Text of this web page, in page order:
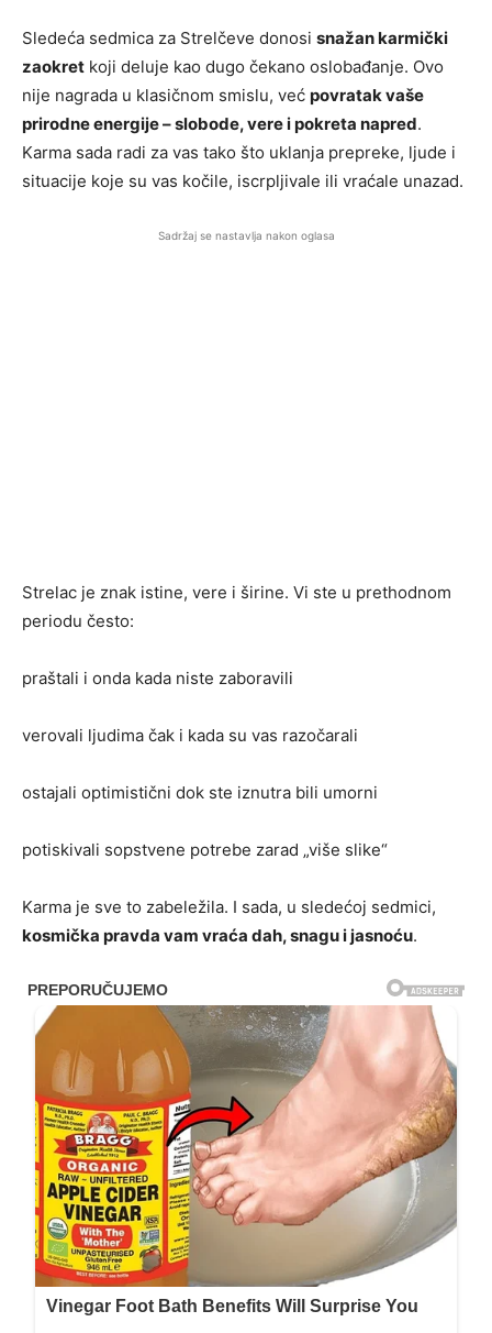
Sledeća sedmica za Strelčeve donosi snažan karmički
zaokret koji deluje kao dugo čekano oslobađanje. Ovo
nije nagrada u klasičnom smislu, već povratak vaše
prirodne energije – slobode, vere i pokreta napred.
Karma sada radi za vas tako što uklanja prepreke, ljude i
situacije koje su vas kočile, iscrpljivale ili vraćale unazad.
Sadržaj se nastavlja nakon oglasa
Strelac je znak istine, vere i širine. Vi ste u prethodnom
periodu često:
praštali i onda kada niste zaboravili
verovali ljudima čak i kada su vas razočarali
ostajali optimistični dok ste iznutra bili umorni
potiskivali sopstvene potrebe zarad „više slike“
Karma je sve to zabeležila. I sada, u sledećoj sedmici,
kosmička pravda vam vraća dah, snagu i jasnoću.